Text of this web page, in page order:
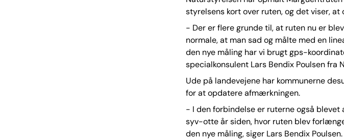
styrelsens kort over ruten, og det viser,
- Der er flere grunde til, at ruten nu er
normale, at man sad og målte med en
den nye måling har vi brugt gps-
specialkonsulent Lars Bendix Poulsen fra
Ude på landevejene har kommunerne
for at opdatere afmærkningen.
- I den forbindelse er ruterne også
syv-otte år siden, hvor ruten blev
den nye måling, siger Lars Bendix Poulsen.